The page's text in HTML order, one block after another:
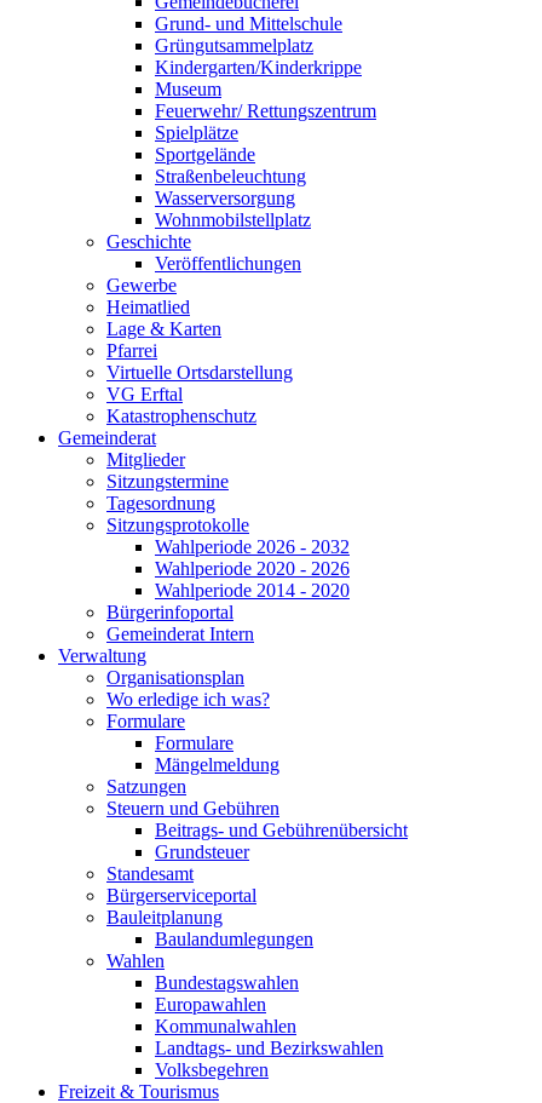
Grund- und Mittelschule
Grüngutsammelplatz
Kindergarten/Kinderkrippe
Museum
Feuerwehr/ Rettungszentrum
Spielplätze
Sportgelände
Straßenbeleuchtung
Wasserversorgung
Wohnmobilstellplatz
Geschichte
Veröffentlichungen
Gewerbe
Heimatlied
Lage & Karten
Pfarrei
Virtuelle Ortsdarstellung
VG Erftal
Katastrophenschutz
Gemeinderat
Mitglieder
Sitzungstermine
Tagesordnung
Sitzungsprotokolle
Wahlperiode 2026 - 2032
Wahlperiode 2020 - 2026
Wahlperiode 2014 - 2020
Bürgerinfoportal
Gemeinderat Intern
Verwaltung
Organisationsplan
Wo erledige ich was?
Formulare
Formulare
Mängelmeldung
Satzungen
Steuern und Gebühren
Beitrags- und Gebührenübersicht
Grundsteuer
Standesamt
Bürgerserviceportal
Bauleitplanung
Baulandumlegungen
Wahlen
Bundestagswahlen
Europawahlen
Kommunalwahlen
Landtags- und Bezirkswahlen
Volksbegehren
Freizeit & Tourismus